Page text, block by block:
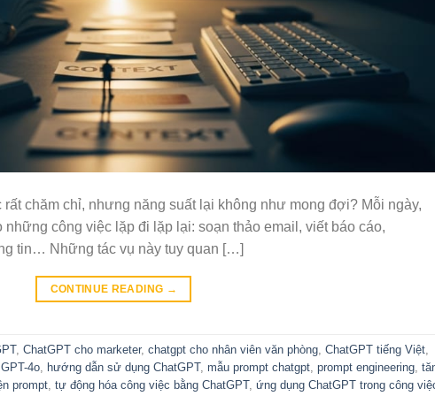
chăm chỉ, nhưng năng suất lại không như mong đợi? Mỗi ngày,
công việc lặp đi lặp lại: soạn thảo email, viết báo cáo,
tin… Những tác vụ này tuy quan […]
CONTINUE READING →
, ChatGPT cho marketer, chatgpt cho nhân viên văn phòng ChatGPT tiếng Việt
GPT-4o hướng dẫn sử dụng ChatGPT, mẫu prompt chatgpt prompt engineering
prompt tự động hóa công việc bằng ChatGPT, ứng dụng ChatGPT trong công